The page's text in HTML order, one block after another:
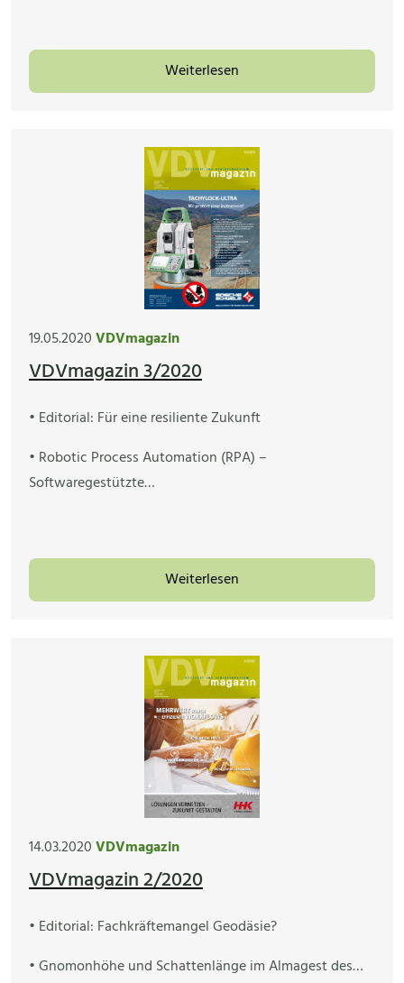
Weiterlesen
19.05.2020VDVmagazin
VDVmagazin 3/2020
• Editorial: Für eine resiliente Zukunft
• Robotic Process Automation (RPA) –
Softwaregestützte…
Weiterlesen
14.03.2020VDVmagazin
VDVmagazin 2/2020
• Editorial: Fachkräftemangel Geodäsie?
• Gnomonhöhe und Schattenlänge im Almagest des…